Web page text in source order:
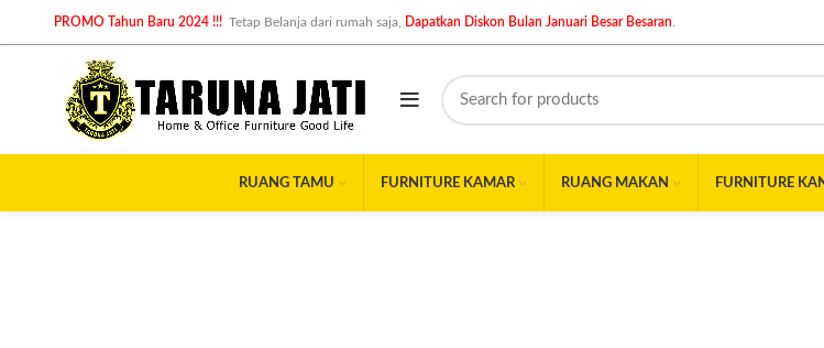
PROMO Tahun Baru 2024 !!! Tetap Belanja dari rumah saja, Dapatkan Diskon Bulan Januari Besar Besaran
RUANG TAMU FURNITURE KAMAR RUANG MAKAN FURNITURE